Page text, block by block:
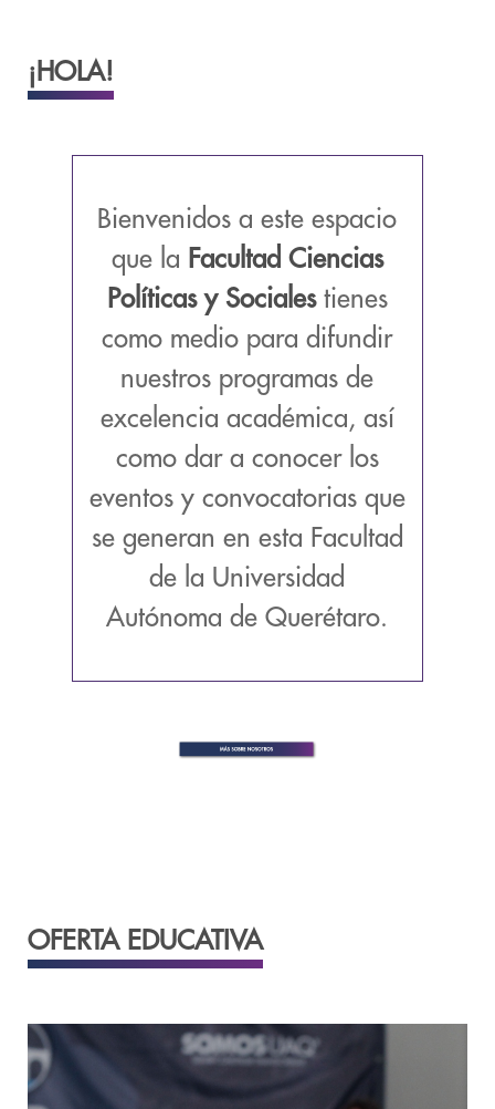
¡HOLA!
Bienvenidos a este espacio
que la Facultad Ciencias
Políticas y Socialestienes
como medio para difundir
nuestros programas de
excelencia académica, así
como dar a conocer los
eventos y convocatorias que
se generan en esta Facultad
de la Universidad
Autónoma de Querétaro.
OFERTA EDUCATIVA